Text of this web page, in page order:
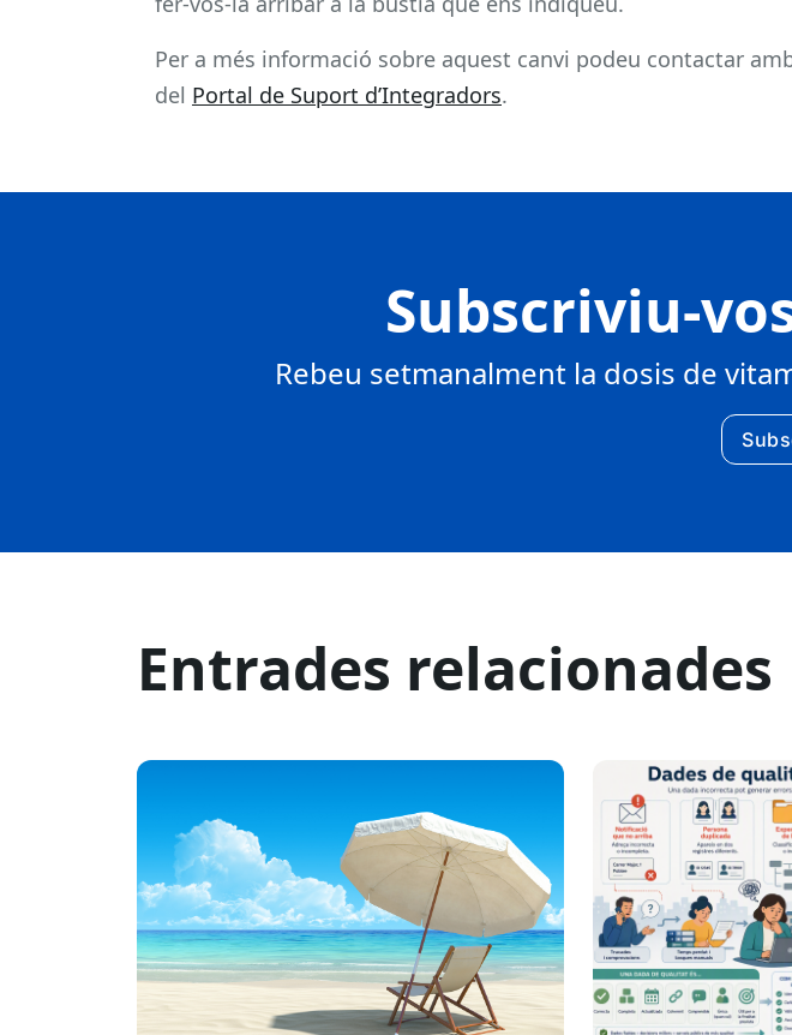
Per a més informació sobre aquest canvi podeu contactar
del Portal de Suport d’Integradors.
Subscriviu-
Rebeu setmanalment la dosis de
Entrades relacionades